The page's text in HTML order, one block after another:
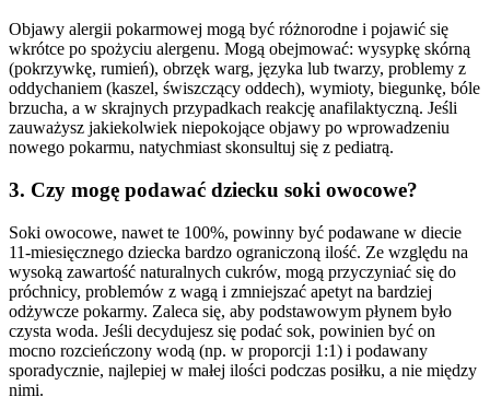
Objawy alergii pokarmowej mogą być różnorodne i pojawić się
wkrótce po spożyciu alergenu. Mogą obejmować: wysypkę skórną
(pokrzywkę, rumień), obrzęk warg, języka lub twarzy, problemy z
oddychaniem (kaszel, świszczący oddech), wymioty, biegunkę, bóle
brzucha, a w skrajnych przypadkach reakcję anafilaktyczną. Jeśli
zauważysz jakiekolwiek niepokojące objawy po wprowadzeniu
nowego pokarmu, natychmiast skonsultuj się z pediatrą.
3. Czy mogę podawać dziecku soki owocowe?
Soki owocowe, nawet te 100%, powinny być podawane w diecie
11-miesięcznego dziecka bardzo ograniczoną ilość. Ze względu na
wysoką zawartość naturalnych cukrów, mogą przyczyniać się do
próchnicy, problemów z wagą i zmniejszać apetyt na bardziej
odżywcze pokarmy. Zaleca się, aby podstawowym płynem było
czysta woda. Jeśli decydujesz się podać sok, powinien być on
mocno rozcieńczony wodą (np. w proporcji 1:1) i podawany
sporadycznie, najlepiej w małej ilości podczas posiłku, a nie między
nimi.